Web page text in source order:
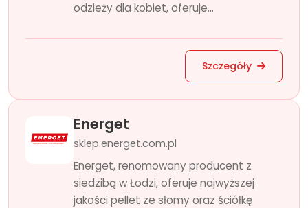
odzieży dla kobiet, oferuje...
Szczegóły
Energet
sklep.energet.com.pl
Energet, renomowany producent z
siedzibą w Łodzi, oferuje najwyższej
jakości pellet ze słomy oraz ściółkę